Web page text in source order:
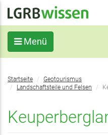
Menü
Sie
befinden
Startseite
Geotourismus
Landschaftsteile und Felsen